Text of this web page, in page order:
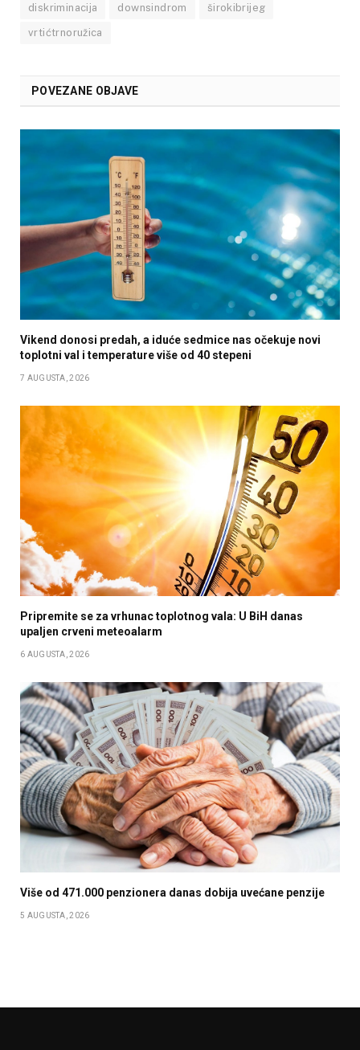
diskriminacija downsindrom širokibrijeg
vrtićtrnoružica
POVEZANE OBJAVE
Vikend donosi predah, a iduće sedmice nas očekuje novi
toplotni val i temperature više od 40 stepeni
7 AUGUSTA, 2026
Pripremite se za vrhunac toplotnog vala: U BiH danas
upaljen crveni meteoalarm
6 AUGUSTA, 2026
Više od 471.000 penzionera danas dobija uvećane penzije
5 AUGUSTA, 2026